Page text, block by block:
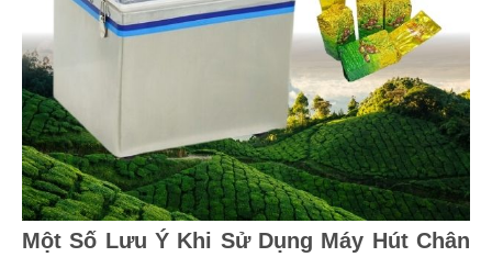
Một Số Lưu Ý Khi Sử Dụng Máy Hút Chân